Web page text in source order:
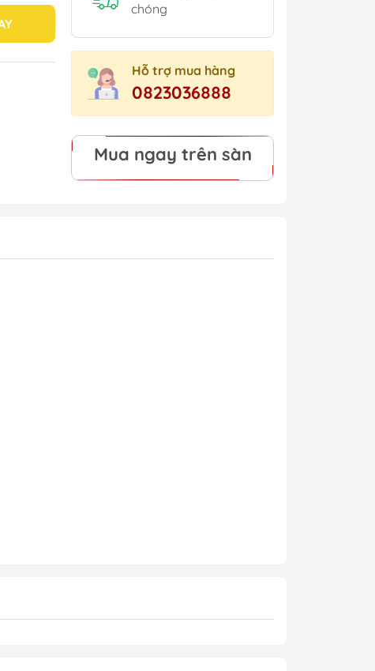
chóng
Hỗ trợ mua hàng
0823036888
Mua ngay trên sàn